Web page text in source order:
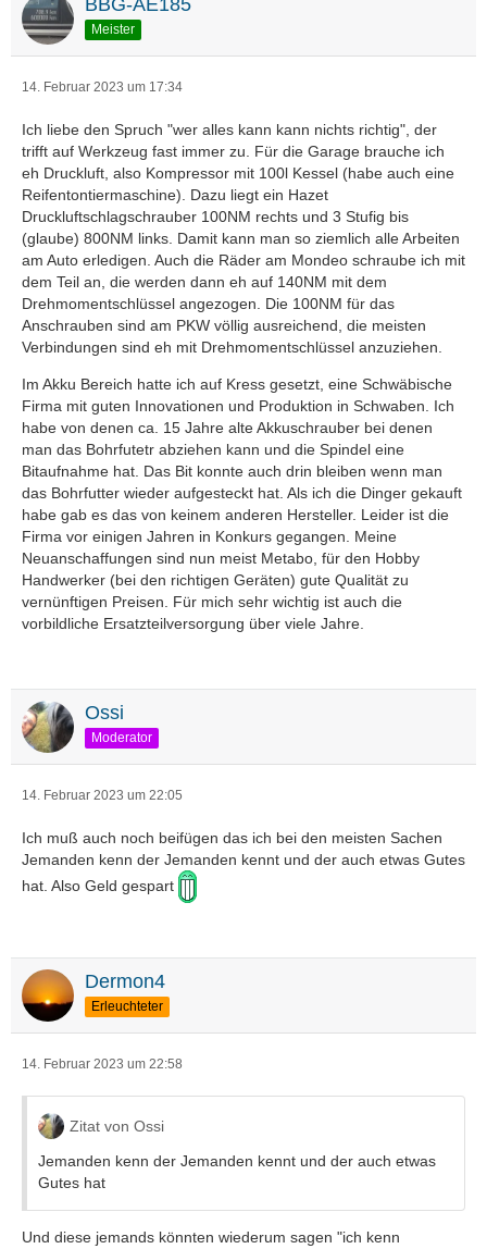
BBG-AE185
Meister
14. Februar 2023 um 17:34
Ich liebe den Spruch "wer alles kann kann nichts richtig", der
trifft auf Werkzeug fast immer zu. Für die Garage brauche ich
eh Druckluft, also Kompressor mit 100l Kessel (habe auch eine
Reifentontiermaschine). Dazu liegt ein Hazet
Druckluftschlagschrauber 100NM rechts und 3 Stufig bis
(glaube) 800NM links. Damit kann man so ziemlich alle Arbeiten
am Auto erledigen. Auch die Räder am Mondeo schraube ich mit
dem Teil an, die werden dann eh auf 140NM mit dem
Drehmomentschlüssel angezogen. Die 100NM für das
Anschrauben sind am PKW völlig ausreichend, die meisten
Verbindungen sind eh mit Drehmomentschlüssel anzuziehen.
Im Akku Bereich hatte ich auf Kress gesetzt, eine Schwäbische
Firma mit guten Innovationen und Produktion in Schwaben. Ich
habe von denen ca. 15 Jahre alte Akkuschrauber bei denen
man das Bohrfutetr abziehen kann und die Spindel eine
Bitaufnahme hat. Das Bit konnte auch drin bleiben wenn man
das Bohrfutter wieder aufgesteckt hat. Als ich die Dinger gekauft
habe gab es das von keinem anderen Hersteller. Leider ist die
Firma vor einigen Jahren in Konkurs gegangen. Meine
Neuanschaffungen sind nun meist Metabo, für den Hobby
Handwerker (bei den richtigen Geräten) gute Qualität zu
vernünftigen Preisen. Für mich sehr wichtig ist auch die
vorbildliche Ersatzteilversorgung über viele Jahre.
Ossi
Moderator
14. Februar 2023 um 22:05
Ich muß auch noch beifügen das ich bei den meisten Sachen
Jemanden kenn der Jemanden kennt und der auch etwas Gutes
hat. Also Geld gespart
Dermon4
Erleuchteter
14. Februar 2023 um 22:58
Zitat von Ossi
Jemanden kenn der Jemanden kennt und der auch etwas
Gutes hat
Und diese jemands könnten wiederum sagen "ich kenn